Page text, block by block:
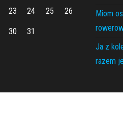
23 24 25 26
30 31
Miom
Ja z
razem